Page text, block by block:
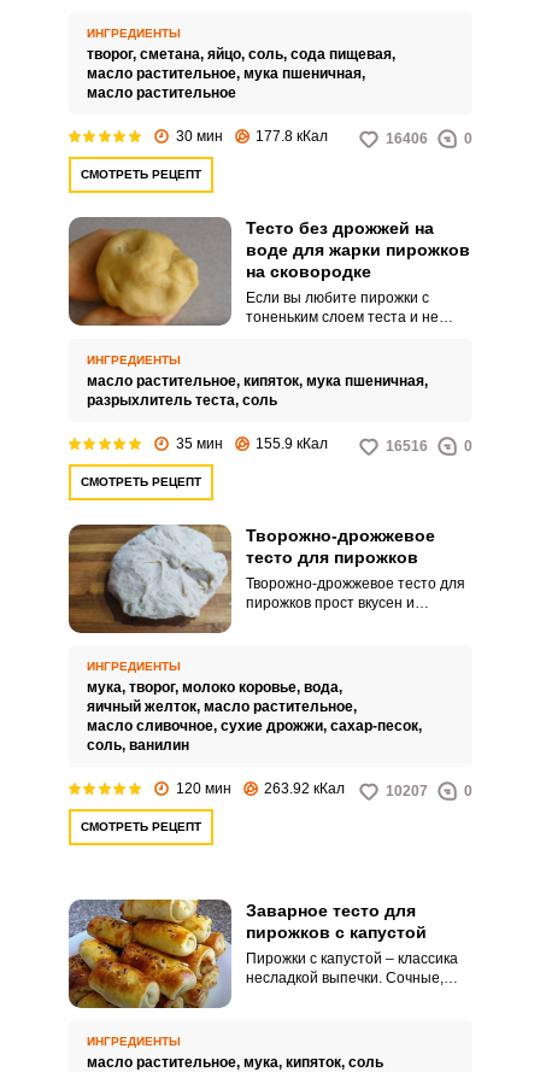
момент сытная еда будет под
рукой.
ИНГРЕДИЕНТЫ
творог, сметана, яйцо, соль, сода пищевая,
масло растительное, мука пшеничная,
масло растительное
30 мин 177.8 кКал 16406 0
СМОТРЕТЬ РЕЦЕПТ
Тесто без дрожжей на
воде для жарки пирожков
на сковородке
Если вы любите пирожки с
тоненьким слоем теста и не
использовать минимум
ингредиентов, главный из
ИНГРЕДИЕНТЫ
масло растительное, кипяток, мука пшеничная,
разрыхлитель теста, соль
35 мин 155.9 кКал 16516 0
СМОТРЕТЬ РЕЦЕПТ
Творожно-дрожжевое
тесто для пирожков
Творожно-дрожжевое тесто для
пирожков прост вкусен и
получается только на хорошем
и качественном тесте. Как
вариант дрожжевого теста, вам
предлагается добавить к нему
ИНГРЕДИЕНТЫ
мука, творог, молоко коровье, вода,
яичный желток, масло растительное,
масло сливочное, сухие дрожжи, сахар-песок,
соль, ванилин
120 мин 263.92 кКал 10207 0
СМОТРЕТЬ РЕЦЕПТ
Заварное тесто для
пирожков с капустой
Пирожки с капустой – классика
несладкой выпечки. Сочные,
ИНГРЕДИЕНТЫ
масло растительное, мука, кипяток, соль